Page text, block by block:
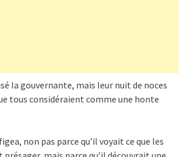
la gouvernante, mais leur nuit de noces
tous considéraient comme une honte
non pas parce qu’il voyait ce que les